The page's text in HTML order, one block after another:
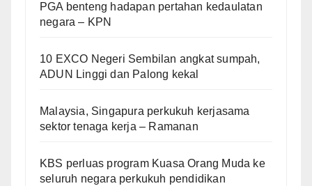
PGA benteng hadapan pertahan kedaulatan
negara – KPN
10 EXCO Negeri Sembilan angkat sumpah,
ADUN Linggi dan Palong kekal
Malaysia, Singapura perkukuh kerjasama
sektor tenaga kerja – Ramanan
KBS perluas program Kuasa Orang Muda ke
seluruh negara perkukuh pendidikan